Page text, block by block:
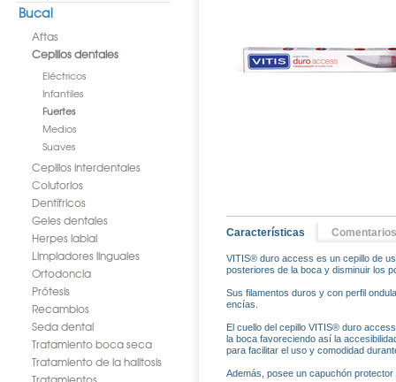
Bucal
Aftas
Cepillos dentales
Eléctricos
Infantiles
Fuertes
Medios
Suaves
Cepillos interdentales
Colutorios
Dentífricos
Geles dentales
Herpes labial
Limpiadores linguales
Ortodoncia
Prótesis
Recambios
Seda dental
Tratamiento boca seca
Tratamiento de la halitosis
Características Comentarios
VITIS® duro access es un cepillo de
posteriores de la boca y disminuir los
Sus filamentos duros y con perfil
encías.
El cuello del cepillo VITIS® duro
la boca favoreciendo así la
para facilitar el uso y comodidad
Además, posee un capuchón